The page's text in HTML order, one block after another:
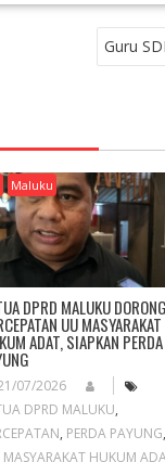
Guru
Maluku
DPRD MALUKU DORONG
UU MASYARAKAT
ADAT, SIAPKAN PERDA
07/2026
DPRD MALUKU,
, PERDA PAYUNG,
HUKUM